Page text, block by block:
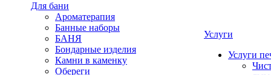
Для бани
Ароматерапия
Банные наборы
БАНЯ
Бондарные изделия
Камни в каменку
Обереги
Услуги
Услуги